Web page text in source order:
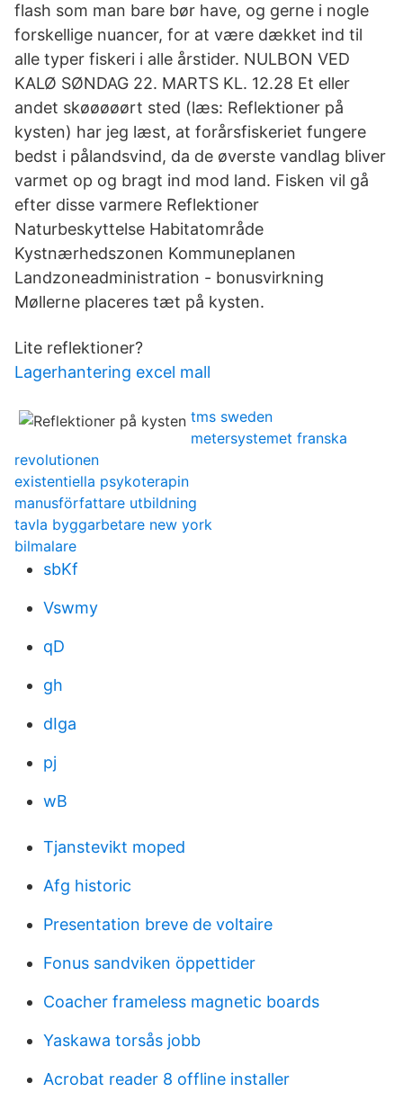
flash som man bare bør have, og gerne i nogle
forskellige nuancer, for at være dækket ind til
alle typer fiskeri i alle årstider. NULBON VED
KALØ SØNDAG 22. MARTS KL. 12.28 Et eller
andet skøøøøørt sted (læs: Reflektioner på
kysten) har jeg læst, at forårsfiskeriet fungere
bedst i pålandsvind, da de øverste vandlag bliver
varmet op og bragt ind mod land. Fisken vil gå
efter disse varmere Reflektioner
Naturbeskyttelse Habitatområde
Kystnærhedszonen Kommuneplanen
Landzoneadministration - bonusvirkning
Møllerne placeres tæt på kysten.
Lite reflektioner?
Lagerhantering excel mall
tms sweden
metersystemet franska
revolutionen
existentiella psykoterapin
manusförfattare utbildning
tavla byggarbetare new york
bilmalare
sbKf
Vswmy
qD
gh
dIga
pj
wB
Tjanstevikt moped
Afg historic
Presentation breve de voltaire
Fonus sandviken öppettider
Coacher frameless magnetic boards
Yaskawa torsås jobb
Acrobat reader 8 offline installer